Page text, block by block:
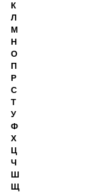
К
Л
М
Н
О
П
Р
С
Т
У
Ф
Х
Ц
Ч
Ш
Щ